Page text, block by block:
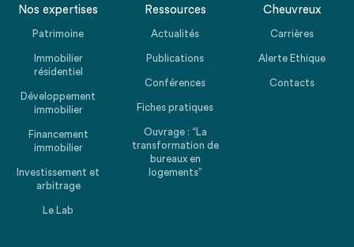
Nos expertises
Patrimoine
Immobilier
résidentiel
Développement
immobilier
Financement
immobilier
Investissement et
arbitrage
Le Lab
Ressources
Actualités
Publications
Conférences
Fiches pratiques
Ouvrage : “La
transformation de
bureaux en
logements”
Cheuvreux
Carrières
Alerte Ethique
Contacts